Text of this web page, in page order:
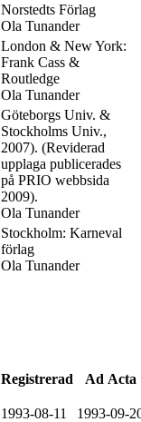
Norstedts Förlag
Ola Tunander
London & New York:
Frank Cass &
Routledge
Ola Tunander
Göteborgs Univ. &
Stockholms Univ.,
2007). (Reviderad
upplaga publicerades
på PRIO webbsida
2009).
Ola Tunander
Stockholm: Karneval
förlag
Ola Tunander
Registrerad Ad Acta
1993-08-11 1993-09-